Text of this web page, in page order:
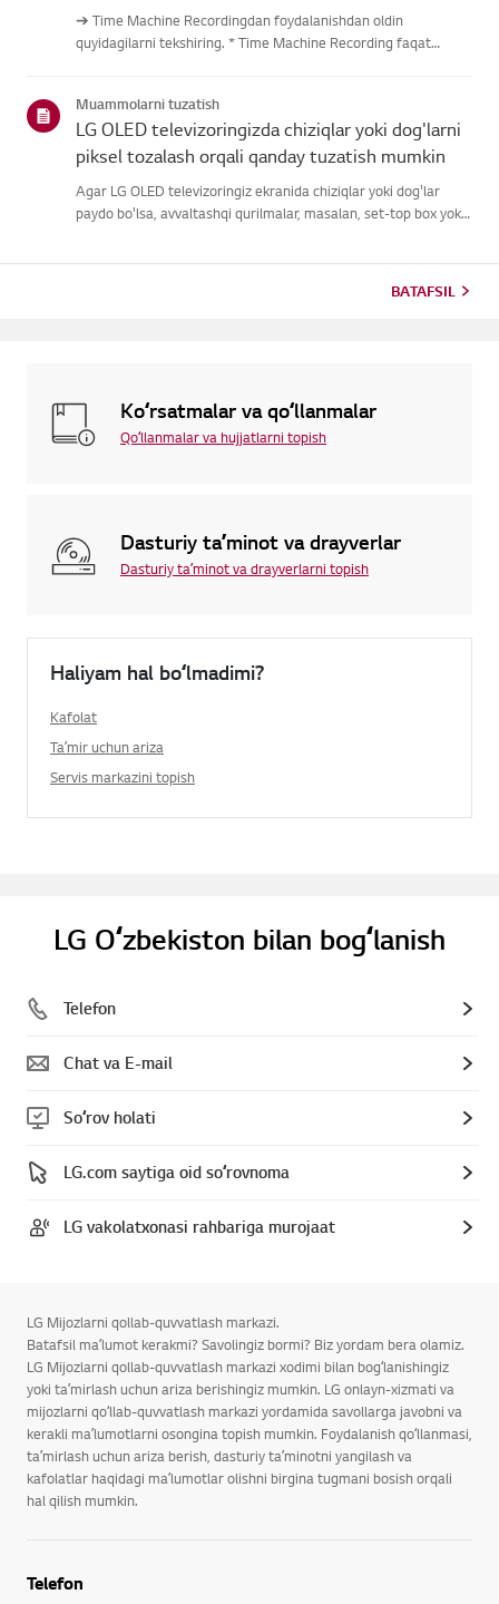
➔ Time Machine Recordingdan foydalanishdan oldin
quyidagilarni tekshiring. * Time Machine Recording faqat
qurilmalariga ulangan ...
Muammolarni tuzatish
LG OLED televizoringizda chiziqlar yoki dog'larni
piksel tozalash orqali qanday tuzatish mumkin
Agar LG OLED televizoringiz ekranida chiziqlar yoki dog'lar
paydo bo'lsa, avvaltashqi qurilmalar, masalan, set-top box yoki
BATAFSIL
Koʻrsatmalar va qoʻllanmalar
Qoʻllanmalar va hujjatlarni topish
Dasturiy taʼminot va drayverlar
Dasturiy taʼminot va drayverlarni topish
Haliyam hal boʻlmadimi?
Kafolat
Taʼmir uchun ariza
Servis markazini topish
LG Oʻzbekiston bilan bogʻlanish
Telefon
Chat va E-mail
Soʻrov holati
LG.com saytiga oid soʻrovnoma
LG vakolatxonasi rahbariga murojaat
LG Mijozlarni qollab-quvvatlash markazi.
Batafsil maʼlumot kerakmi? Savolingiz bormi? Biz yordam bera olamiz.
LG Mijozlarni qollab-quvvatlash markazi xodimi bilan bogʻlanishingiz
yoki taʼmirlash uchun ariza berishingiz mumkin. LG onlayn-xizmati va
mijozlarni qoʻllab-quvvatlash markazi yordamida savollarga javobni va
kerakli maʼlumotlarni osongina topish mumkin. Foydalanish qoʻllanmasi,
taʼmirlash uchun ariza berish, dasturiy taʼminotni yangilash va
kafolatlar haqidagi maʼlumotlar olishni birgina tugmani bosish orqali
hal qilish mumkin.
Telefon